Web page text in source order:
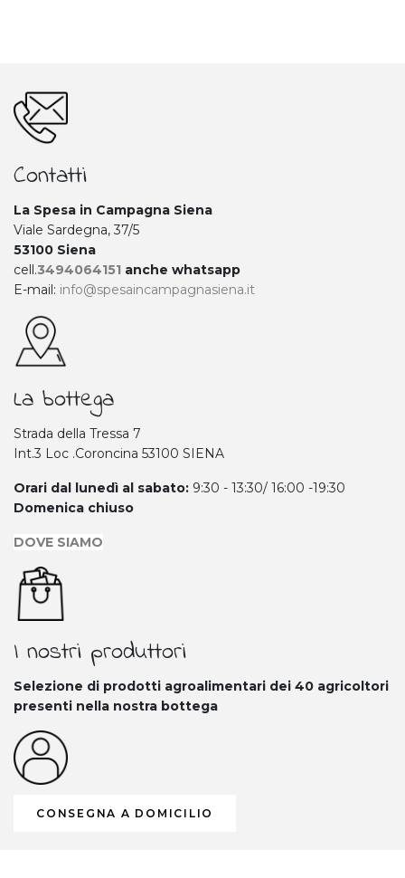
Contatti
La Spesa in Campagna Siena
Viale Sardegna, 37/5
53100 Siena
cell.3494064151 anche whatsapp
E-mail: info@spesaincampagnasiena.it
La bottega
Strada della Tressa 7
Int.3 Loc .Coroncina 53100 SIENA
Orari dal lunedì al sabato: 9:30 - 13:30/ 16:00 -19:30
Domenica chiuso
DOVE SIAMO
I nostri produttori
Selezione di prodotti agroalimentari dei 40 agricoltori
presenti nella nostra bottega
CONSEGNA A DOMICILIO